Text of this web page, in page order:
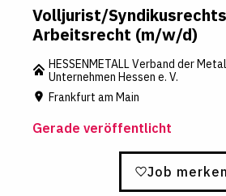
Volljurist/
Arbeitsrecht (m/w/d)
HESSENMETALL Verband der
Unternehmen Hessen e. V.
Frankfurt am Main
Gerade veröffentlicht
Job merken